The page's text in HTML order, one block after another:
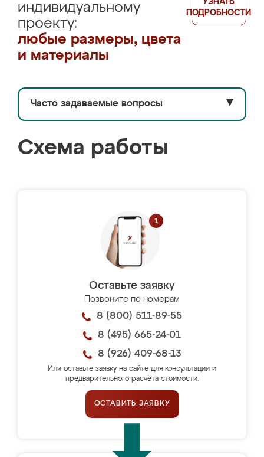
индивидуальному
проекту:
любые размеры, цвета
и материалы
УЗНАТЬ
ПОДРОБНОСТИ
Часто задаваемые вопросы ▼
Схема работы
Оставьте заявку
Позвоните по номерам
8 (800) 511-89-55
8 (495) 665-24-01
8 (926) 409-68-13
Или оставьте заявку на сайте для консультации и
предварительного расчёта стоимости.
ОСТАВИТЬ ЗАЯВКУ